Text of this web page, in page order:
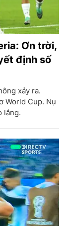
Ơn trời,
định số
xảy ra.
World Cup. Nụ
lắng.